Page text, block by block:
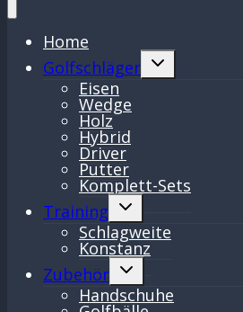
Home
Golfschläger
Untermenü
Eisen
Wedge
Holz
Hybrid
Driver
Putter
Komplett-Sets
Training
Untermenü
Schlagweite
Konstanz
Zubehör
Untermenü
Handschuhe